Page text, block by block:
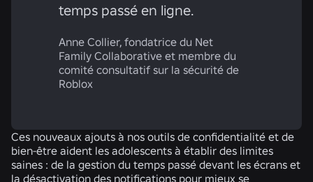
temps passé en ligne.
Anne Collier, fondatrice du Net
Family Collaborative et membre du
comité consultatif sur la sécurité de
Roblox
Ces nouveaux ajouts à nos outils de confidentialité et de
bien-être aident les adolescents à établir des limites
saines : de la gestion du temps passé devant les écrans et
la désactivation des notifications pour mieux se